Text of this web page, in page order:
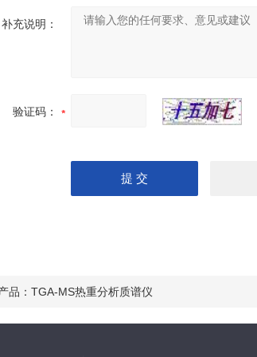
补充说明：
验证码：
品： TGA-MS热重分析质谱仪